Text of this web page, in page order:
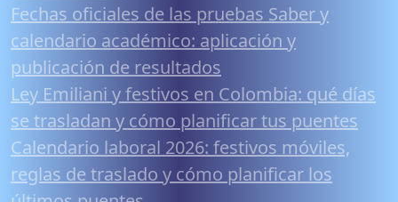
Fechas oficiales de las pruebas Saber y
calendario académico: aplicación y
publicación de resultados
Ley Emiliani y festivos en Colombia: qué días
se trasladan y cómo planificar tus puentes
Calendario laboral 2026: festivos móviles,
reglas de traslado y cómo planificar los